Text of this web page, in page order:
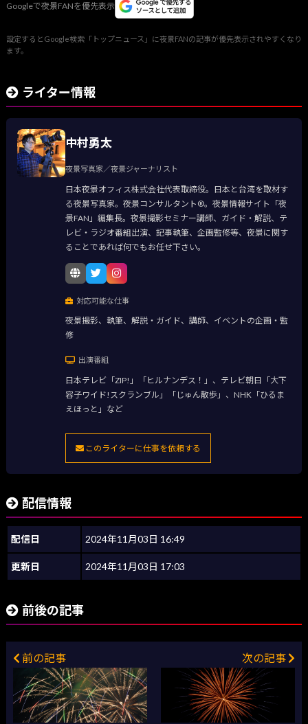
Googleで夜景FANを優先表示
設定するとGoogle検索「トップニュース」に夜景FANの記事が優先表示されやすくなり
ます。
ライター情報
中村勇太
夜景写真家／夜景ジャーナリスト
日本夜景オフィス株式会社代表取締役。日本と台湾を取材す
る夜景写真家。夜景コンサルタント®。夜景情報サイト「夜
景FAN」編集長。夜景撮影セミナー講師、ガイド・解説、テ
レビ・ラジオ番組出演、記事執筆、企画監修等、夜景に関す
ることであれば何でもお任せ下さい。
対応可能な仕事
夜景撮影、執筆、解説・ガイド、講師、イベントの企画・監
修
出演番組
日本テレビ「ZIP!」「ヒルナンデス！」、テレビ朝日「大下
容子ワイド!スクランブル」「じゅん散歩」、NHK「ひるま
えほっと」など
このライターに仕事を依頼する
配信情報
配信日 2024年11月03日 16:49
更新日 2024年11月03日 17:03
前後の記事
前の記事 次の記事